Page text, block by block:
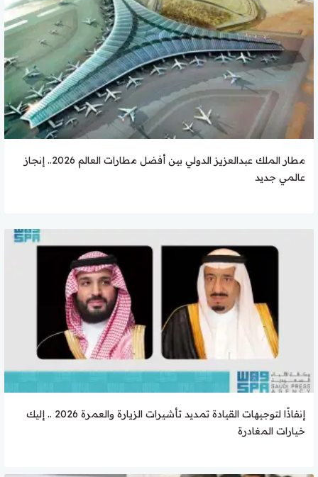
مطار الملك عبدالعزيز الدولي بين أفضل مطارات العالم 2026.. إنجاز
عالمي جديد
إنفاذًا لتوجيهات القيادة تمديد تأشيرات الزيارة والعمرة 2026 .. إليك
خيارات المغادرة